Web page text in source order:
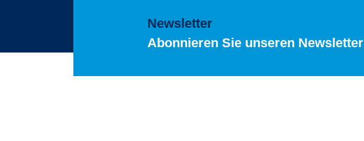
Newsletter
Abonnieren Sie unseren Newsletter